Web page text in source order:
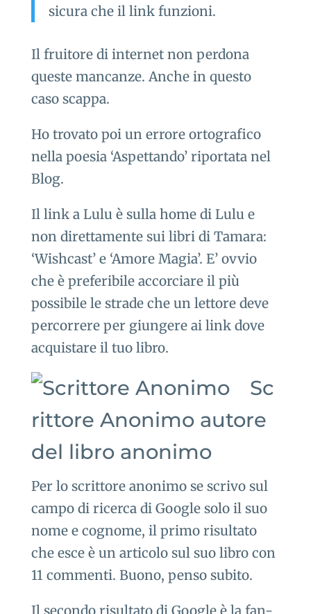
sicura che il link funzioni.
Il fruitore di internet non perdona
queste mancanze. Anche in questo
caso scappa.
Ho trovato poi un errore ortografico
nella poesia ‘Aspettando’ riportata nel
Blog.
Il link a Lulu è sulla home di Lulu e
non direttamente sui libri di Tamara:
‘Wishcast’ e ‘Amore Magia’. E’ ovvio
che è preferibile accorciare il più
possibile le strade che un lettore deve
percorrere per giungere ai link dove
acquistare il tuo libro.
Sc
rittore Anonimo autore
del libro anonimo
Per lo scrittore anonimo se scrivo sul
campo di ricerca di Google solo il suo
nome e cognome, il primo risultato
che esce è un articolo sul suo libro con
11 commenti. Buono, penso subito.
Il secondo risultato di Google è la fan-